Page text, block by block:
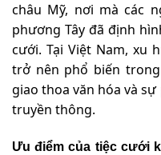
châu Mỹ, nơi mà các
phương Tây đã định
cưới. Tại Việt Nam, xu
trở nên phổ biến
giao thoa văn hóa và
truyền thông.
Ưu điểm của tiệc cưới